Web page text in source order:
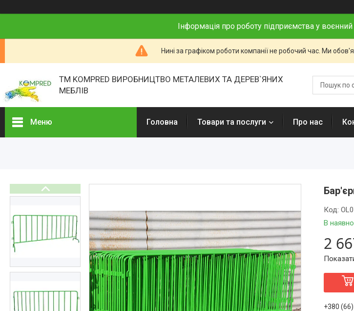
Інформація про роботу підприємства у воєнний
Нині за графіком роботи компанії не робочий час. Ми
ТМ KOMPRED ВИРОБНИЦТВО МЕТАЛЕВИХ ТА ДЕРЕВ`ЯНИХ
МЕБЛІВ
Меню
Презентації
Реєстраційні документи
Головна Товари та послуги Про нас
В
Код:
2
+380